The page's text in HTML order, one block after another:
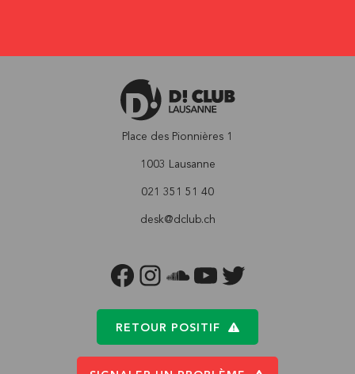
Place des Pionnières 1
1003 Lausanne
021 351 51 40
desk@dclub.ch
FACEBOOKINSTAGRAM
SOUNDCLOUD
YOUTUBETWITTER
RETOUR POSITIF